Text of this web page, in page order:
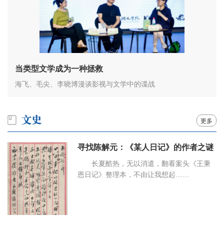
当类型文学成为一种拯救
海飞、毛尖、李晓博漫谈影视与文学中的谍战
更多
寻找陈解元：《某人日记》的作者之谜
长夏酷热，无以消遣，翻看案头《王秉
恩日记》整理本，不由让我想起……